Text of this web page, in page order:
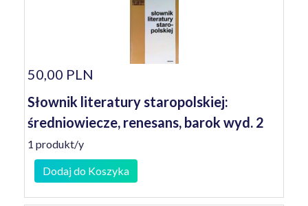
50,00 PLN
Słownik literatury staropolskiej:
średniowiecze, renesans, barok wyd. 2
1 produkt/y
Dodaj do Koszyka